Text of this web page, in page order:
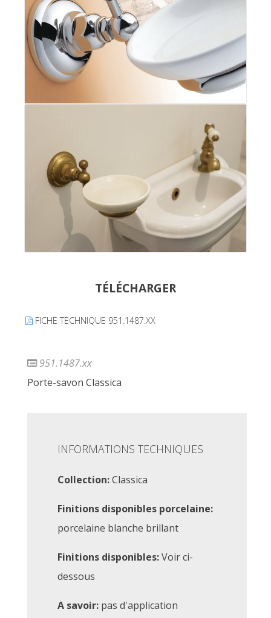
TÉLÉCHARGER
FICHE TECHNIQUE 951.1487.XX
951.1487.xx
Porte-savon Classica
INFORMATIONS TECHNIQUES
Collection:Classica
Finitions disponibles porcelaine:
porcelaine blanche brillant
Finitions disponibles:Voir ci-
dessous
A savoir: pas d'application